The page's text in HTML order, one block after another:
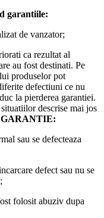
garantiile:
de vanzator;
ca rezultat al
au fost destinati. Pe
produselor pot
defectiuni ce nu
la pierderea garantiei.
descrise mai jos
sau se defecteaza
defect sau nu se
folosit abuziv dupa